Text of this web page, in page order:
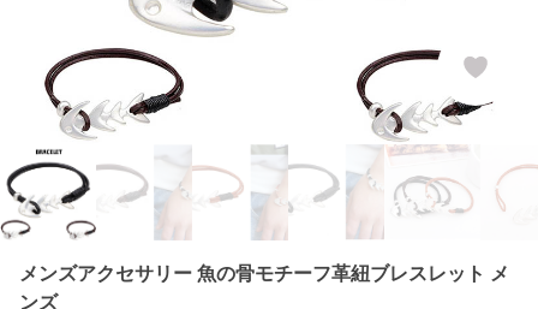
メンズアクセサリー 魚の骨モチーフ革紐ブレスレット メ
ンズ